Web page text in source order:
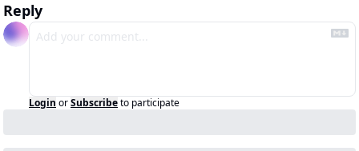
Reply
Login orSubscribeto participate